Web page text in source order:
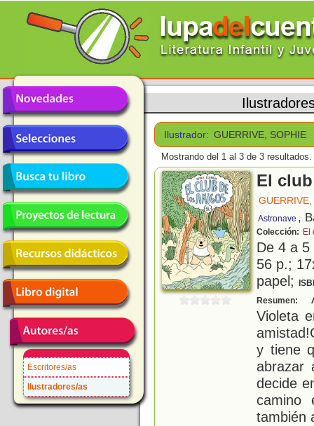
Escritores/as
Ilustradores/as
Ilustrador: GUERRIVE, SOPHIE
Mostrando del 1 al 3 de 3 resultados.
El
Astronave ,
Colección: El
De 4 a
56 p.;
papel;
Resumen:
Violeta
y tiene
abrazar
decide
camino
también